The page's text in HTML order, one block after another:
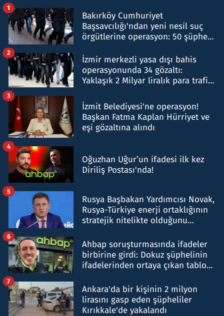
Bakırköy Cumhuriyet
Başsavcılığı'ndan yeni nesil suç
örgütlerine operasyon: 50 şüpheli
1
İzmir merkezli yasa dışı bahis
operasyonunda 34 gözaltı:
Yaklaşık 2 Milyar liralık para trafiği
2
İzmit Belediyesi'ne operasyon!
Başkan Fatma Kaplan Hürriyet ve
eşi gözaltına alındı
3
Oğuzhan Uğur’un ifadesi ilk kez
Diriliş Postası'nda!
4
Rusya Başbakan Yardımcısı Novak,
Rusya-Türkiye enerji ortaklığının
stratejik nitelikte olduğunu
5
Ahbap soruşturmasında ifadeler
birbirine girdi: Dokuz şüphelinin
ifadelerinden ortaya çıkan tablo
6
Ankara'da bir kişinin 2 milyon
lirasını gasp eden şüpheliler
Kırıkkale'de yakalandı
7